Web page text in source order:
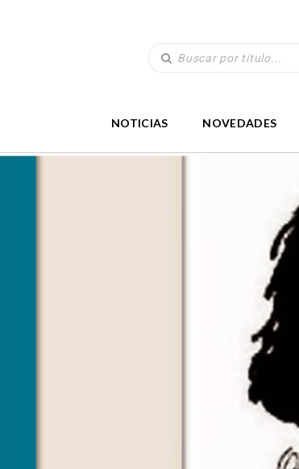
NOTICIAS NOVEDADES